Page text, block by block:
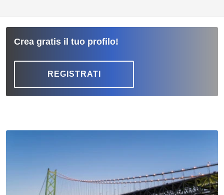
Crea gratis il tuo profilo!
REGISTRATI